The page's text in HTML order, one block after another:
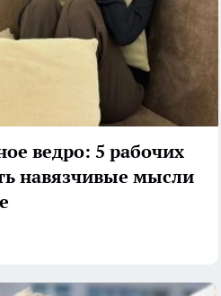
ведро: 5 рабочих
навязчивые мысли